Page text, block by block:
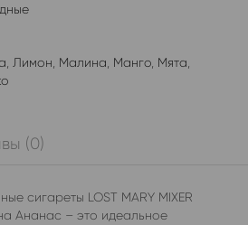
Лимон Малина Манго Мята
(0)
сигареты LOST MARY MIXER
Ананас – это идеальное